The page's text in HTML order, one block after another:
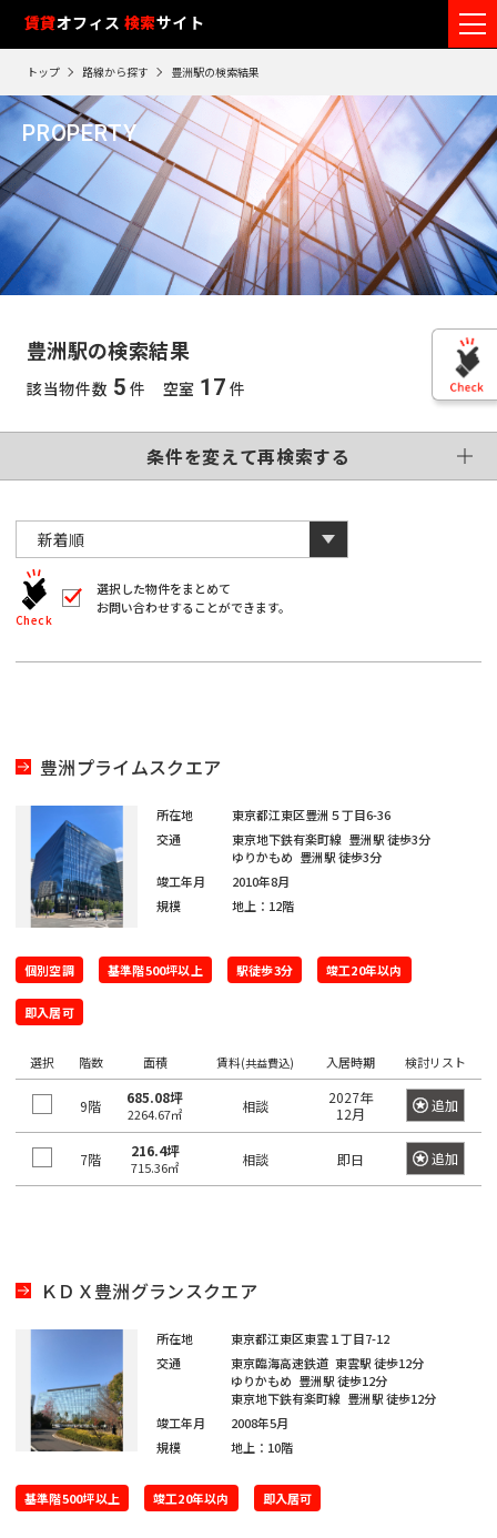
賃貸オフィス 検索サイト
トップ 路線から探す 豊洲駅の検索結果
PROPERTY
豊洲駅の検索結果
該当物件数 5 件 空室 17 件
条件を変えて再検索する
検索エリア
豊洲駅
変更する
入居可能時期
こだわり条件
制震・免震構造
個別空調
竣工予定
基準階500坪以上
VR画像有
路
線
を
選
択
す
る
東
千
葉
埼
玉
北
海
宮
知
福
岡
※
希
望
の
駅
を
選
択
し
さ
い。
1
に
選
択
き
ク
リ
ア
1
再
検
索
す
る
エ
リ
ア
を
選
択
す
東
川
葉
埼
玉
阪
福
岡
ご
希
の
エ
リ
ア
を
て
い。
1
度
選
ク
リ
ア
0エ
リ
ア
再
検
索
す
る
フ
リ
ー
ワ
ー
ド
で
検
索
す
る
再検索す
全
角
で
入
※
キ
検
索
で
は
一
キ
ワ
ー
で
検
索
し
て
く
だ
さ
日
橋
手
町
〇
本
橋
Check
選択した物件をまとめて
お問い合わせすることができます。
豊洲プライムスクエア
所在地
東京都江東区豊洲５丁目6-36
交通
東京地下鉄有楽町線 豊洲駅徒歩3分
ゆりかもめ 豊洲駅徒歩3分
竣工年月
2010年8月
規模
地上：12階
個別空調 基準階500坪以上 駅徒歩3分 竣工20年以内
即入居可
選択 階数 面積 賃料(共益費込) 入居時期 検討リスト
9階 685.08坪
2264.67㎡ 相談
2027年
12月
追加
7階 216.4坪
715.36㎡ 相談 即日 追加
ＫＤＸ豊洲グランスクエア
所在地
東京都江東区東雲１丁目7-12
交通
東京臨海高速鉄道 東雲駅徒歩12分
ゆりかもめ 豊洲駅徒歩12分
東京地下鉄有楽町線 豊洲駅徒歩12分
竣工年月
2008年5月
規模
地上：10階
基準階500坪以上 竣工20年以内 即入居可
フ
ロ
ア
閲
覧
履
歴
※
覧
は
日
る
自
動
的
に
削
除
閉じる